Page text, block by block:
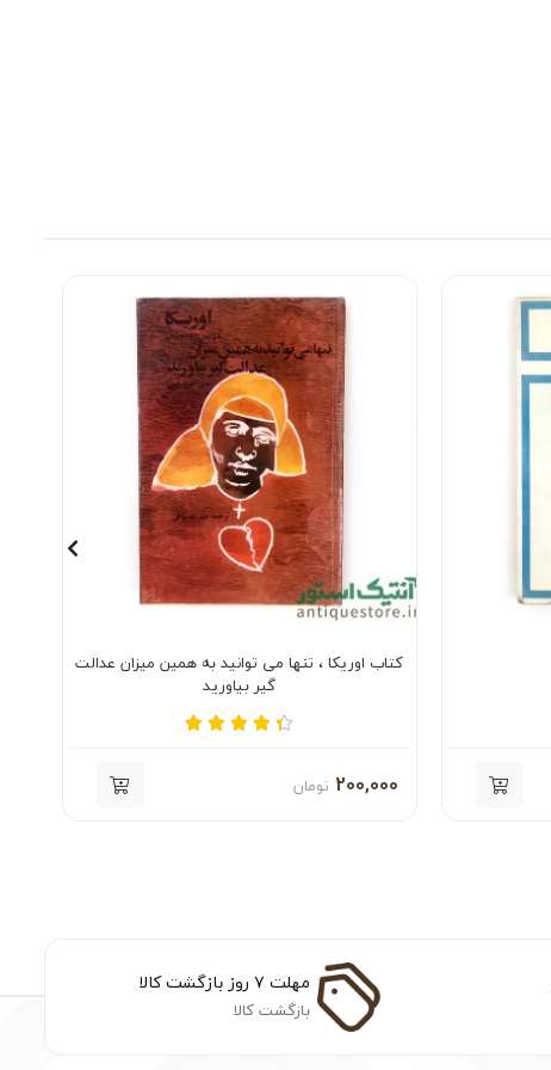
کتاب اوریکا ، تنها می توانید به همین میزان عدالت
گیر بیاورید
200,000 تومان
مهلت ۷ روز بازگشت کالا
بازگشت کالا